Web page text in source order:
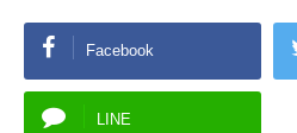
Facebook
LINE